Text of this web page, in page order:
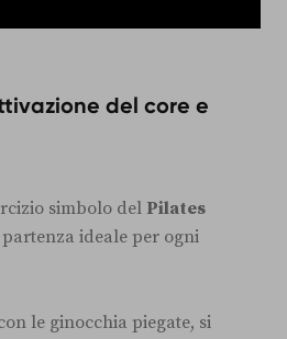
del core e
simbolo del Pilates
ideale per ogni
le ginocchia piegate, si